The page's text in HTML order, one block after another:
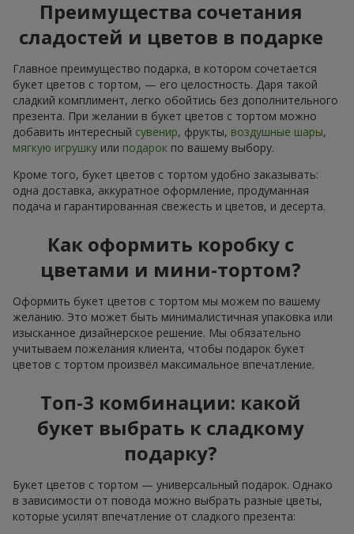
Преимущества сочетания
сладостей и цветов в подарке
Главное преимущество подарка, в котором сочетается
букет цветов с тортом, — его целостность. Даря такой
сладкий комплимент, легко обойтись без дополнительного
презента. При желании в букет цветов с тортом можно
добавить интересный сувенир, фрукты, воздушные шары,
мягкую игрушку или подарок по вашему выбору.
Кроме того, букет цветов с тортом удобно заказывать:
одна доставка, аккуратное оформление, продуманная
подача и гарантированная свежесть и цветов, и десерта.
Как оформить коробку с
цветами и мини-тортом?
Оформить букет цветов с тортом мы можем по вашему
желанию. Это может быть минималистичная упаковка или
изысканное дизайнерское решение. Мы обязательно
учитываем пожелания клиента, чтобы подарок букет
цветов с тортом произвёл максимальное впечатление.
Топ-3 комбинации: какой
букет выбрать к сладкому
подарку?
Букет цветов с тортом — универсальный подарок. Однако
в зависимости от повода можно выбрать разные цветы,
которые усилят впечатление от сладкого презента: